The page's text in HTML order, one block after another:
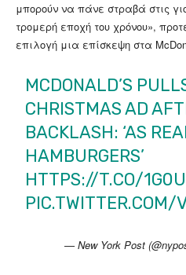
μπορούν να πάνε στραβά στις
τρομερή εποχή του χρόνου»,
επιλογή μια επίσκεψη στα
MCDONALD’S
CHRISTMAS AD
BACKLASH: ‘AS
HAMBURGERS’
HTTPS://T.CO/
PIC.TWITTER.COM/
— New York Post